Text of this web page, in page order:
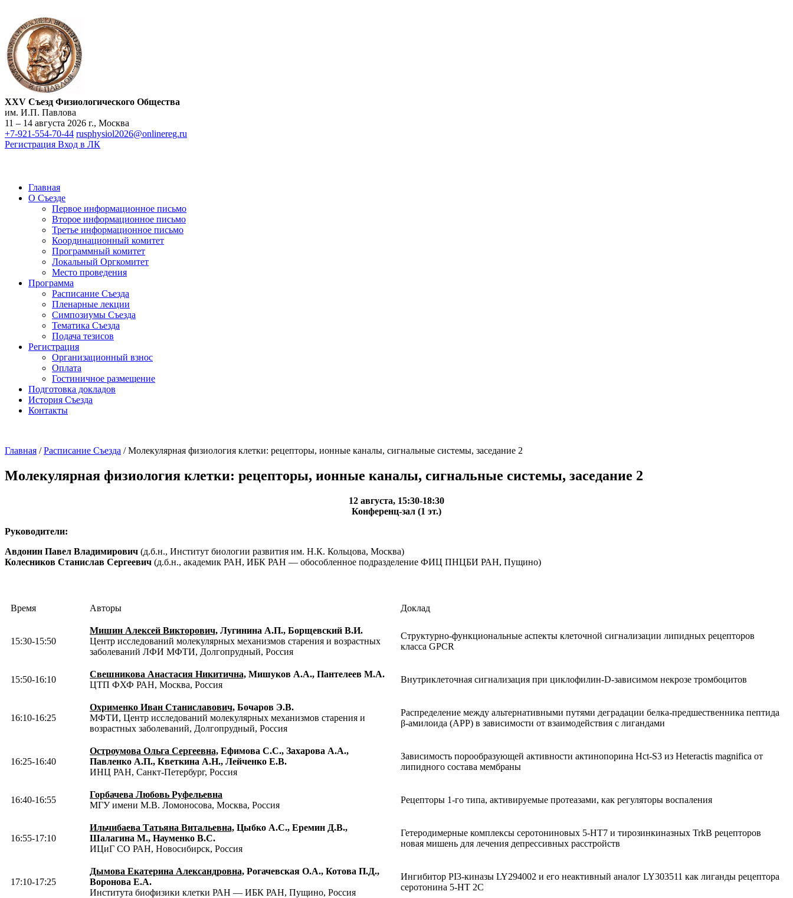
XXV Съезд Физиологического Общества
им. И.П. Павлова
11 – 14 августа 2026 г., Москва
+7-921-554-70-44 rusphysiol2026@onlinereg.ru
Регистрация Вход в ЛК
Главная
О Съезде
Первое информационное письмо
Второе информационное письмо
Третье информационное письмо
Координационный комитет
Программный комитет
Локальный Оргкомитет
Место проведения
Программа
Расписание Съезда
Пленарные лекции
Симпозиумы Съезда
Тематика Съезда
Подача тезисов
Регистрация
Организационный взнос
Оплата
Гостиничное размещение
Подготовка докладов
История Съезда
Контакты
Главная /Расписание Съезда /Молекулярная физиология клетки: рецепторы, ионные каналы, сигнальные системы, заседание 2
Молекулярная физиология клетки: рецепторы, ионные каналы, сигнальные системы, заседание 2
12 августа, 15:30-18:30
Конференц-зал (1 эт.)
Руководители:
Авдонин Павел Владимирович (д.б.н., Институт биологии развития им. Н.К. Кольцова, Москва)
Колесников Станислав Сергеевич (д.б.н., академик РАН, ИБК РАН — обособленное подразделение ФИЦ ПНЦБИ РАН, Пущино)
Время Авторы Доклад
15:30-15:50
Мишин Алексей Викторович, Лугинина А.П., Борщевский В.И.
Центр исследований молекулярных механизмов старения и возрастных
заболеваний ЛФИ МФТИ, Долгопрудный, Россия
Структурно-функциональные аспекты клеточной сигнализации липидных рецепторов
класса GPCR
15:50-16:10
Свешникова Анастасия Никитична, Мишуков А.А., Пантелеев М.А.
ЦТП ФХФ РАН, Москва, Россия
Внутриклеточная сигнализация при циклофилин-D-зависимом некрозе тромбоцитов
16:10-16:25
Охрименко Иван Станиславович, Бочаров Э.В.
МФТИ, Центр исследований молекулярных механизмов старения и
возрастных заболеваний, Долгопрудный, Россия
Распределение между альтернативными путями деградации белка-предшественника пептида
β-амилоида (APP) в зависимости от взаимодействия с лигандами
16:25-16:40
Остроумова Ольга Сергеевна, Ефимова С.С., Захарова А.А.,
Павленко А.П., Кветкина А.Н., Лейченко Е.В.
ИНЦ РАН, Санкт-Петербург, Россия
Зависимость порообразующей активности актинопорина Hct-S3 из Heteractis magnifica от
липидного состава мембраны
16:40-16:55
Горбачева Любовь Руфельевна
МГУ имени М.В. Ломоносова, Москва, Россия
Рецепторы 1-го типа, активируемые протеазами, как регуляторы воспаления
16:55-17:10
Ильчибаева Татьяна Витальевна, Цыбко А.С., Еремин Д.В.,
Шалагина М., Науменко В.С.
ИЦиГ СО РАН, Новосибирск, Россия
Гетеродимерные комплексы серотониновых 5-HT7 и тирозинкиназных TrkB рецепторов
новая мишень для лечения депрессивных расстройств
17:10-17:25
Дымова Екатерина Александровна, Рогачевская О.А., Котова П.Д.,
Воронова Е.А.
Института биофизики клетки РАН — ИБК РАН, Пущино, Россия
Ингибитор PI3-киназы LY294002 и его неактивный аналог LY303511 как лиганды рецептора
серотонина 5-HT 2C